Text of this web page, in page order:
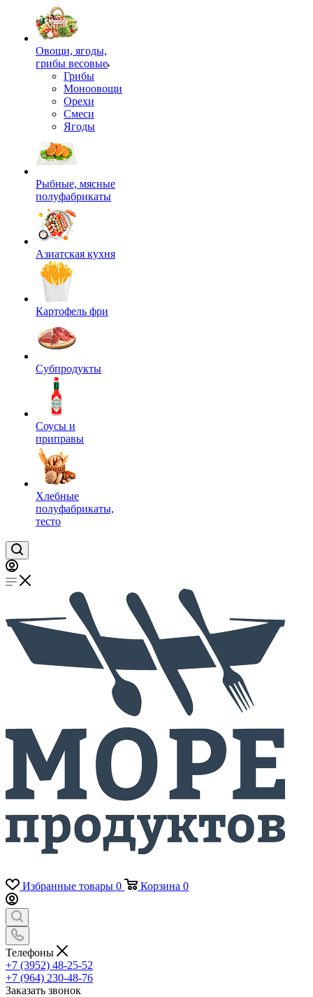
Овощи, ягоды,
грибы весовые
Грибы
Моноовощи
Орехи
Смеси
Ягоды
Рыбные, мясные
полуфабрикаты
Азиатская кухня
Картофель фри
Субпродукты
Соусы и
приправы
Хлебные
полуфабрикаты,
тесто
Избранные товары 0 Корзина 0
Телефоны
+7 (3952) 48-25-52
+7 (964) 230-48-76
Заказать звонок